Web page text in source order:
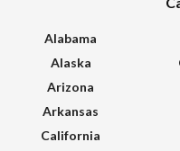
Alabama
Alaska
Arizona
Arkansas
California